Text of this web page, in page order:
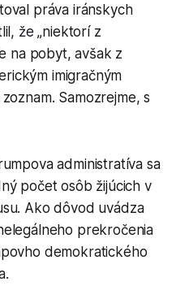
práva iránskych
že „niektorí z
na pobyt, avšak z
imigračným
Samozrejme, s
administratíva sa
počet osôb žijúcich v
Ako dôvod uvádza
prekročenia
demokratického